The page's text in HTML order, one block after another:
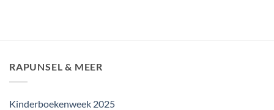
RAPUNSEL & MEER
Kinderboekenweek 2025